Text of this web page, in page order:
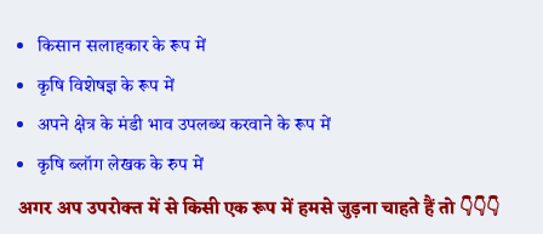
किसान सलाहकार के रूप में
कृषि विशेषज्ञ के रूप में
अपने क्षेत्र के मंडी भाव उपलब्ध करवाने के रूप में
कृषि ब्लॉग लेखक के रुप में
अगर अप उपरोक्त में से किसी एक रूप में हमसे जुड़ना चाहते हैं तो 👇👇👇